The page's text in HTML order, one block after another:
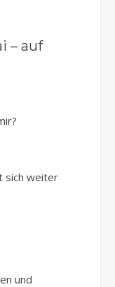
– auf
sich weiter
und